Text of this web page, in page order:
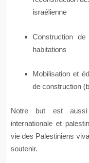
israélienne
Construction
habitations
Mobilisation et
de construction
Notre but est aussi
internationale et
vie des Palestiniens
soutenir.